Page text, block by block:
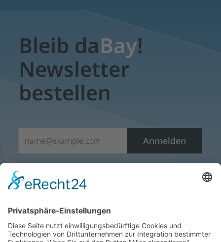
Bleib daBay!
Newsletter
bestellen
Anmelden
Öffnen Sie einfach einen Newsletter und klicken sie auf
den Abmeldelink, der sich am Ende jedes Newsletters